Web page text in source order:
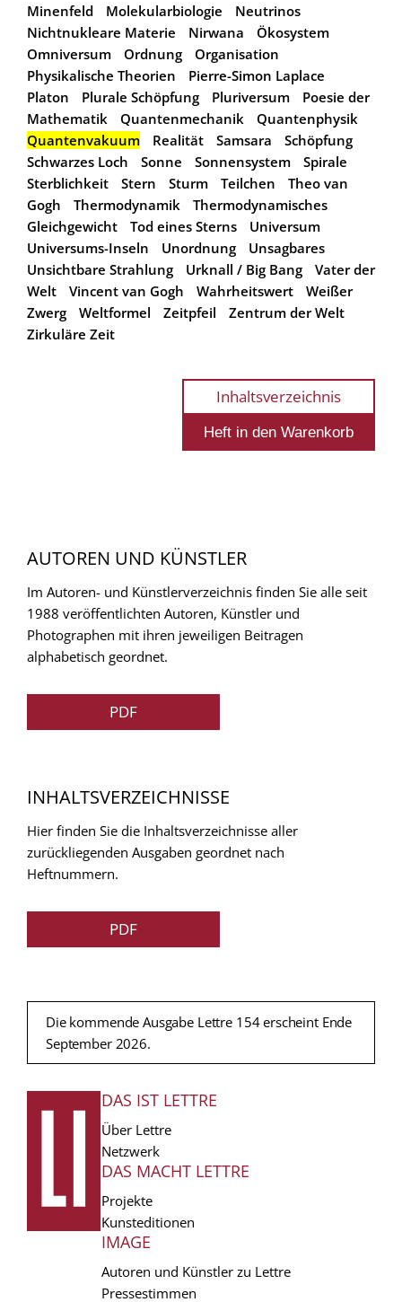
Minenfeld
Molekularbiologie
Neutrinos
Nichtnukleare Materie
Nirwana
Ökosystem
Omniversum
Ordnung
Organisation
Physikalische Theorien
Pierre-Simon Laplace
Platon
Plurale Schöpfung Pluriversum
Poesie der
Mathematik
Quantenmechanik
Quantenphysik
Quantenvakuum
Realität Samsara
Schöpfung
Schwarzes Loch
Sonne Sonnensystem
Spirale
Sterblichkeit
Stern Sturm Teilchen
Theo van
Gogh
Thermodynamik
Thermodynamisches
Gleichgewicht
Tod eines Sterns
Universum
Universums-Inseln
Unordnung
Unsagbares
Unsichtbare Strahlung
Urknall / Big Bang
Vater der
Welt
Vincent van Gogh Wahrheitswert
Weißer
Zwerg
Weltformel Zeitpfeil
Zentrum der Welt
Zirkuläre Zeit
Inhaltsverzeichnis
AUTOREN UND KÜNSTLER
Im Autoren- und Künstlerverzeichnis finden Sie alle seit
1988 veröffentlichten Autoren, Künstler und
Photographen mit ihren jeweiligen Beitragen
alphabetisch geordnet.
PDF
INHALTSVERZEICHNISSE
Hier finden Sie die Inhaltsverzeichnisse aller
zurückliegenden Ausgaben geordnet nach
Heftnummern.
PDF
Die kommende Ausgabe Lettre 154 erscheint Ende
September 2026.
FUSSZEILE
DAS IST LETTRE
Über Lettre
Netzwerk
DAS MACHT LETTRE
Projekte
Kunsteditionen
IMAGE
Autoren und Künstler zu Lettre
Pressestimmen